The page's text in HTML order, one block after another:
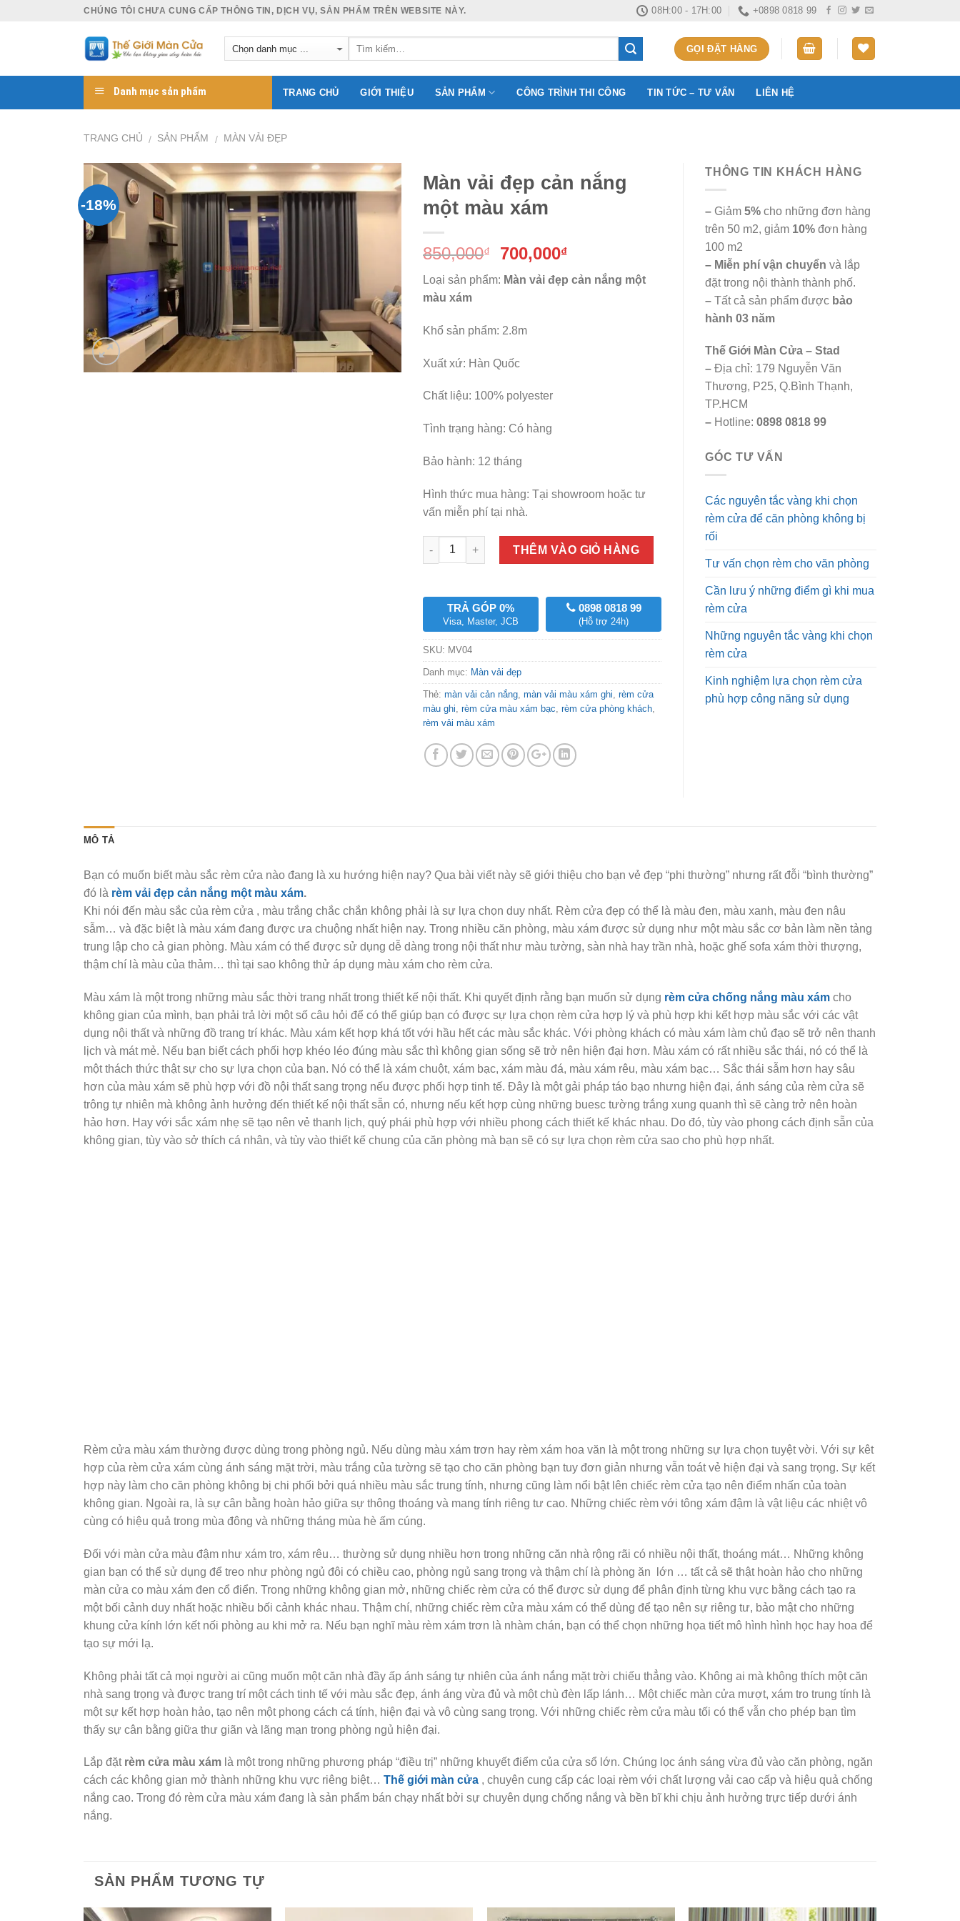
CHÚNG TÔI CHƯA CUNG CẤP THÔNG TIN, DỊCH VỤ, SẢN PHẨM TRÊN WEBSITE NÀY. 08H:00 - 17H:00 +0898 0818 99
GỌI ĐẶT HÀNG
Danh mục sản phẩm TRANG CHỦ GIỚI THIỆU SẢN PHẨM CÔNG TRÌNH THI CÔNG TIN TỨC – TƯ VẤN LIÊN HỆ
TRANG CHỦ / SẢN PHẨM / MÀN VẢI ĐẸP
-18%
Màn vải đẹp cản nắng
một màu xám
850,000₫
Giá
gốc
là:
700,000₫Giá
hiện
tại
Loại sản phẩm: Màn vải đẹp cản nắng một
màu xám
Khổ sản phẩm: 2.8m
Xuất xứ: Hàn Quốc
Chất liệu: 100% polyester
Tình trạng hàng: Có hàng
Bảo hành: 12 tháng
Hình thức mua hàng: Tại showroom hoặc tư
vấn miễn phí tại nhà.
Số lượng
THÊM VÀO GIỎ HÀNG
TRẢ GÓP 0%
Visa, Master, JCB
0898 0818 99
(Hỗ trợ 24h)
SKU: MV04
Danh mục: Màn vải đẹp
Thẻ: màn vải cản nắng, màn vải màu xám ghi, rèm cửa
màu ghi, rèm cửa màu xám bạc, rèm cửa phòng khách,
rèm vải màu xám
THÔNG TIN KHÁCH HÀNG
– Giảm 5% cho những đơn hàng
trên 50 m2, giảm 10% đơn hàng
100 m2
– Miễn phí vận chuyển và lắp
đặt trong nội thành thành phố.
– Tất cả sản phẩm được bảo
hành 03 năm
Thế Giới Màn Cửa – Stad
– Địa chỉ: 179 Nguyễn Văn
Thương, P25, Q.Bình Thạnh,
TP.HCM
– Hotline: 0898 0818 99
GÓC TƯ VẤN
Các nguyên tắc vàng khi chọn
rèm cửa để căn phòng không bị
rối
Tư vấn chọn rèm cho văn phòng
Cần lưu ý những điểm gì khi mua
rèm cửa
Những nguyên tắc vàng khi chọn
rèm cửa
Kinh nghiệm lựa chọn rèm cửa
phù hợp công năng sử dụng
MÔ TẢ
Bạn có muốn biết màu sắc rèm cửa nào đang là xu hướng hiện nay? Qua bài viết này sẽ giới thiệu cho bạn vẻ đẹp “phi thường” nhưng rất đỗi “bình thường”
đó là rèm vải đẹp cản nắng một màu xám.
Khi nói đến màu sắc của rèm cửa , màu trắng chắc chắn không phải là sự lựa chọn duy nhất. Rèm cửa đẹp có thể là màu đen, màu xanh, màu đen nâu
sẫm… và đặc biệt là màu xám đang được ưa chuộng nhất hiện nay. Trong nhiều căn phòng, màu xám được sử dụng như một màu sắc cơ bản làm nền tảng
trung lập cho cả gian phòng. Màu xám có thể được sử dụng dễ dàng trong nội thất như màu tường, sàn nhà hay trần nhà, hoặc ghế sofa xám thời thượng,
thậm chí là màu của thảm… thì tại sao không thử áp dụng màu xám cho rèm cửa.
Màu xám là một trong những màu sắc thời trang nhất trong thiết kế nội thất. Khi quyết định rằng bạn muốn sử dụng rèm cửa chống nắng màu xám cho
không gian của mình, bạn phải trả lời một số câu hỏi để có thể giúp bạn có được sự lựa chọn rèm cửa hợp lý và phù hợp khi kết hợp màu sắc với các vật
dụng nội thất và những đồ trang trí khác. Màu xám kết hợp khá tốt với hầu hết các màu sắc khác. Với phòng khách có màu xám làm chủ đạo sẽ trở nên thanh
lịch và mát mẻ. Nếu bạn biết cách phối hợp khéo léo đúng màu sắc thì không gian sống sẽ trở nên hiện đại hơn. Màu xám có rất nhiều sắc thái, nó có thể là
một thách thức thật sự cho sự lựa chọn của bạn. Nó có thể là xám chuột, xám bạc, xám màu đá, màu xám rêu, màu xám bạc… Sắc thái sẫm hơn hay sâu
hơn của màu xám sẽ phù hợp với đồ nội thất sang trọng nếu được phối hợp tinh tế. Đây là một gải pháp táo bạo nhưng hiện đại, ánh sáng của rèm cửa sẽ
trông tự nhiên mà không ảnh hưởng đến thiết kế nội thất sẵn có, nhưng nếu kết hợp cùng những buesc tường trắng xung quanh thì sẽ càng trở nên hoàn
hảo hơn. Hay với sắc xám nhẹ sẽ tạo nên vẻ thanh lịch, quý phái phù hợp với nhiều phong cách thiết kế khác nhau. Do đó, tùy vào phong cách định sẵn của
không gian, tùy vào sở thích cá nhân, và tùy vào thiết kế chung của căn phòng mà bạn sẽ có sự lựa chọn rèm cửa sao cho phù hợp nhất.
Rèm cửa màu xám thường được dùng trong phòng ngủ. Nếu dùng màu xám trơn hay rèm xám hoa văn là một trong những sự lựa chọn tuyệt vời. Với sự kêt
hợp của rèm cửa xám cùng ánh sáng mặt trời, màu trắng của tường sẽ tạo cho căn phòng bạn tuy đơn giản nhưng vẫn toát vẻ hiện đại và sang trọng. Sự kết
hợp này làm cho căn phòng không bị chi phối bởi quá nhiều màu sắc trung tính, nhưng cũng làm nổi bật lên chiếc rèm cửa tạo nên điểm nhấn của toàn
không gian. Ngoài ra, là sự cân bằng hoàn hảo giữa sự thông thoáng và mang tính riêng tư cao. Những chiếc rèm với tông xám đậm là vật liệu các nhiệt vô
cùng có hiệu quả trong mùa đông và những tháng mùa hè ấm cúng.
Đối với màn cửa màu đậm như xám tro, xám rêu… thường sử dụng nhiều hơn trong những căn nhà rộng rãi có nhiều nội thất, thoáng mát… Những không
gian bạn có thể sử dụng để treo như phòng ngủ đôi có chiều cao, phòng ngủ sang trọng và thậm chí là phòng ăn lớn … tất cả sẽ thật hoàn hảo cho những
màn cửa co màu xám đen cổ điển. Trong những không gian mở, những chiếc rèm cửa có thể được sử dụng để phân định từng khu vực bằng cách tạo ra
một bối cảnh duy nhất hoặc nhiều bối cảnh khác nhau. Thậm chí, những chiếc rèm cửa màu xám có thể dùng để tạo nên sự riêng tư, bảo mật cho những
khung cửa kính lớn kết nối phòng au khi mở ra. Nếu bạn nghĩ màu rèm xám trơn là nhàm chán, bạn có thể chọn những họa tiết mô hình hình học hay hoa để
tạo sự mới lạ.
Không phải tất cả mọi người ai cũng muốn một căn nhà đầy ấp ánh sáng tự nhiên của ánh nắng mặt trời chiếu thẳng vào. Không ai mà không thích một căn
nhà sang trọng và được trang trí một cách tinh tế với màu sắc đẹp, ánh áng vừa đủ và một chù đèn lấp lánh… Một chiếc màn cửa mượt, xám tro trung tính là
một sự kết hợp hoàn hảo, tạo nên một phong cách cá tính, hiện đại và vô cùng sang trọng. Với những chiếc rèm cửa màu tối có thể vẫn cho phép bạn tìm
thấy sự cân bằng giữa thư giãn và lãng mạn trong phòng ngủ hiện đại.
Lắp đặtrèm cửa màu xám là một trong những phương pháp “điều trị” những khuyết điểm của cửa sổ lớn. Chúng lọc ánh sáng vừa đủ vào căn phòng, ngăn
cách các không gian mở thành những khu vực riêng biệt… Thế giới màn cửa , chuyên cung cấp các loại rèm với chất lượng vải cao cấp và hiệu quả chống
nắng cao. Trong đó rèm cửa màu xám đang là sản phẩm bán chạy nhất bởi sự chuyên dụng chống nắng và bền bĩ khi chịu ảnh hưởng trực tiếp dưới ánh
nắng.
SẢN PHẨM TƯƠNG TỰ